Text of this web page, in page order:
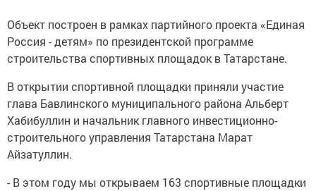
Объект построен в рамках партийного проекта «Единая
Россия - детям» по президентской программе
строительства спортивных площадок в Татарстане.
В открытии спортивной площадки приняли участие
глава Бавлинского муниципального района Альберт
Хабибуллин и начальник главного инвестиционно-
строительного управления Татарстана Марат
Айзатуллин.
- В этом году мы открываем 163 спортивные площадки